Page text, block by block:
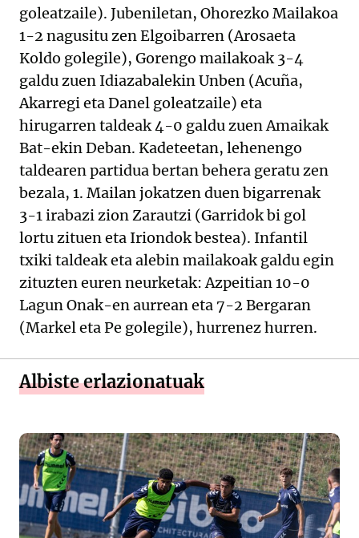
goleatzaile). Jubeniletan, Ohorezko Mailakoa
1-2 nagusitu zen Elgoibarren (Arosaeta
Koldo golegile), Gorengo mailakoak 3-4
galdu zuen Idiazabalekin Unben (Acuña,
Akarregi eta Danel goleatzaile) eta
hirugarren taldeak 4-0 galdu zuen Amaikak
Bat-ekin Deban. Kadeteetan, lehenengo
taldearen partidua bertan behera geratu zen
bezala, 1. Mailan jokatzen duen bigarrenak
3-1 irabazi zion Zarautzi (Garridok bi gol
lortu zituen eta Iriondok bestea). Infantil
txiki taldeak eta alebin mailakoak galdu egin
zituzten euren neurketak: Azpeitian 10-0
Lagun Onak-en aurrean eta 7-2 Bergaran
(Markel eta Pe golegile), hurrenez hurren.
Albiste erlazionatuak